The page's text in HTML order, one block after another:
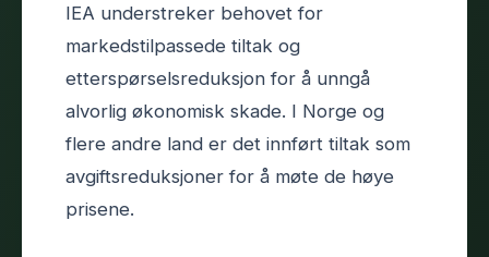
IEA understreker behovet for
markedstilpassede tiltak og
etterspørselsreduksjon for å unngå
alvorlig økonomisk skade. I Norge og
flere andre land er det innført tiltak som
avgiftsreduksjoner for å møte de høye
prisene.